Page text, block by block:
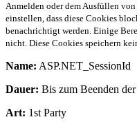
Anmelden oder dem Ausfüllen
einstellen, dass diese Cookies
benachrichtigt werden. Einige
nicht. Diese Cookies speichern
Name: ASP.NET_SessionId
Dauer: Bis zum Beenden
Art: 1st Party